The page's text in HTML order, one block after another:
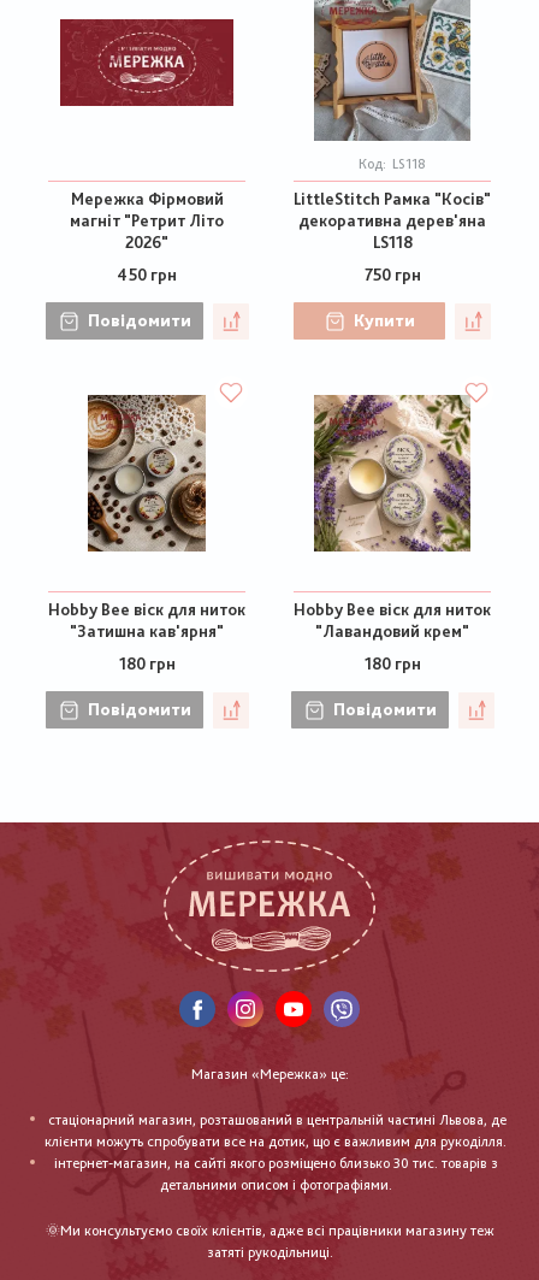
Мережка Фірмовий
магніт "Ретрит Літо
2026"
450 грн
Повідомити
Код: LS118
LittleStitch Рамка "Косів"
декоративна дерев'яна
LS118
750 грн
Купити
Hobby Bee віск для ниток
"Затишна кав'ярня"
180 грн
Повідомити
Hobby Bee віск для ниток
"Лавандовий крем"
180 грн
Повідомити
Магазин «Мережка» це:
стаціонарний магазин, розташований в центральній частині Львова, де
клієнти можуть спробувати все на дотик, що є важливим для рукоділля.
інтернет-магазин, на сайті якого розміщено близько 30 тис. товарів з
детальними описом і фотографіями.
🌞Ми консультуємо своїх клієнтів, адже всі працівники магазину теж
затяті рукодільниці.